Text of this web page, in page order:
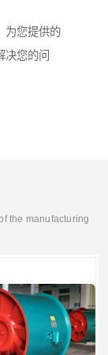
为您提供的
决您的问
the manufacturing